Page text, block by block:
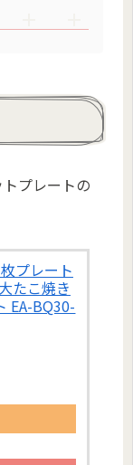
プレートの
プレート
たこ焼き
EA-BQ30-